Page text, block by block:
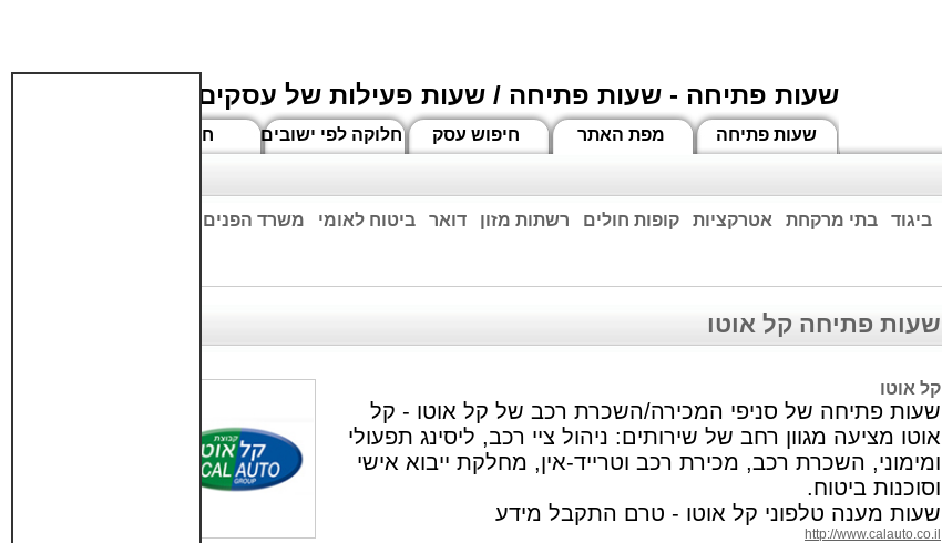
שעות פתיחה - שעות פתיחה / שעות פעילות של עסקים
חדשים חלוקה לפי ישובים חיפוש עסק מפת האתר שעות פתיחה
משרד הפנים ביטוח לאומי דואר רשתות מזון קופות חולים אטרקציות בתי מרקחת ביגוד
שעות פתיחה קל אוטו
קל אוטו
שעות פתיחה של סניפי המכירה/השכרת רכב של קל אוטו - קל
אוטו מציעה מגוון רחב של שירותים: ניהול ציי רכב, ליסינג תפעולי
ומימוני, השכרת רכב, מכירת רכב וטרייד-אין, מחלקת ייבוא אישי
וסוכנות ביטוח.
שעות מענה טלפוני קל אוטו - טרם התקבל מידע
http://www.calauto.co.il